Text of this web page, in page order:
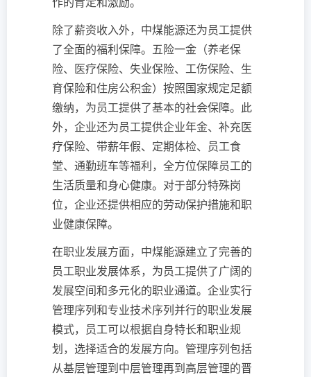
除了薪资收入外，中煤能源还为员工提供
了全面的福利保障。五险一金（养老保
险、医疗保险、失业保险、工伤保险、生
育保险和住房公积金）按照国家规定足额
缴纳，为员工提供了基本的社会保障。此
外，企业还为员工提供企业年金、补充医
疗保险、带薪年假、定期体检、员工食
堂、通勤班车等福利，全方位保障员工的
生活质量和身心健康。对于部分特殊岗
位，企业还提供相应的劳动保护措施和职
业健康保障。
在职业发展方面，中煤能源建立了完善的
员工职业发展体系，为员工提供了广阔的
发展空间和多元化的职业通道。企业实行
管理序列和专业技术序列并行的职业发展
模式，员工可以根据自身特长和职业规
划，选择适合的发展方向。管理序列包括
从基层管理到中层管理再到高层管理的晋